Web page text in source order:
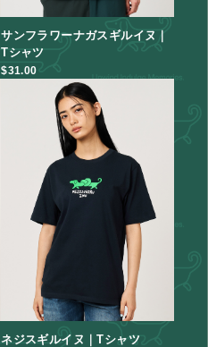
サンフラワーナガスギルイヌ｜
Tシャツ
$‌31.00
ネジスギルイヌ｜Tシャツ